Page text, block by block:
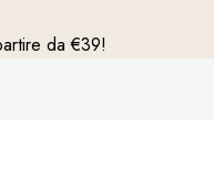
da €39!